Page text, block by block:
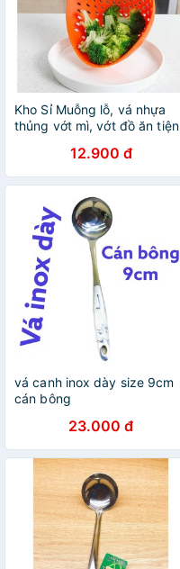
Kho Sỉ Muỗng lỗ, vá nhựa
thủng vớt mì, vớt đồ ăn tiện
12.900 đ
vá canh inox dày size 9cm
cán bông
23.000 đ